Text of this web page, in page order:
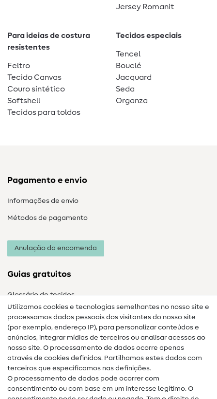
Jersey Romanit
Para ideias de costura
resistentes
Feltro
Tecido Canvas
Couro sintético
Softshell
Tecidos para toldos
Tecidos especiais
Tencel
Bouclé
Jacquard
Seda
Organza
Pagamento e envio
Informações de envio
Métodos de pagamento
Anulação da encomenda
Guias gratuitos
Glossário de tecidos
Guias de costura
Ajuda e contacto
Contacto
Mudança de proprietário
Utilizamos cookies e tecnologias semelhantes no nosso site e
processamos dados pessoais dos visitantes do nosso site
(por exemplo, endereço IP), para personalizar conteúdos e
anúncios, integrar mídias de terceiros ou analisar acessos ao
nosso site. O processamento de dados ocorre apenas
através de cookies definidos. Partilhamos estes dados com
terceiros que especificamos nas definições.
O processamento de dados pode ocorrer com
consentimento ou com base em um interesse legítimo. O